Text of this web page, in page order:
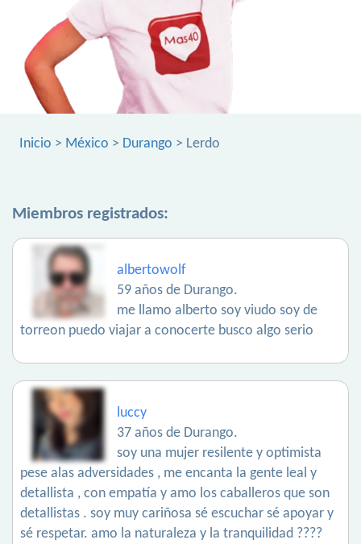
Inicio > México > Durango > Lerdo
Miembros registrados:
albertowolf
59 años de Durango.
me llamo alberto soy viudo soy de
torreon puedo viajar a conocerte busco algo serio
luccy
37 años de Durango.
soy una mujer resilente y optimista
pese alas adversidades , me encanta la gente leal y
detallista , con empatía y amo los caballeros que son
detallistas . soy muy cariñosa sé escuchar sé apoyar y
sé respetar. amo la naturaleza y la tranquilidad ????